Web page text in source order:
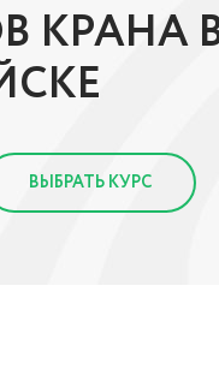
КРАНА
ВЫБРАТЬ КУРС